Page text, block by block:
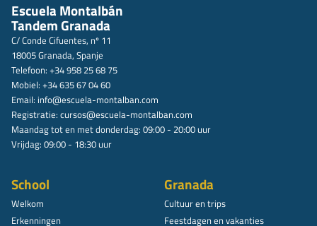
Escuela Montalbán
Tandem Granada
C/ Conde Cifuentes, nº 11
18005 Granada, Spanje
Telefoon: +34 958 25 68 75
Mobiel: +34 635 67 04 60
Email: info@escuela-montalban.com
Registratie: cursos@escuela-montalban.com
Maandag tot en met donderdag: 09:00 - 20:00 uur
Vrijdag: 09:00 - 18:30 uur
School
Welkom
Erkenningen
Granada
Cultuur en trips
Feestdagen en vakanties